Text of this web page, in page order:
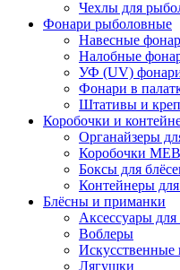
Чехлы для
Фонари рыболовные
Навесные
Налобные
УФ (UV)
Фонари в
Штативы и
Коробочки и
Органайзеры
Коробочки
Боксы для
Контейнеры
Блёсны и приманки
Аксессуары
Воблеры
Искусственные
Лягушки